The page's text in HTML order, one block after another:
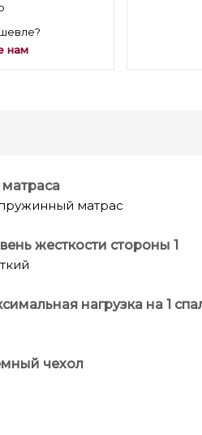
нам
матрас
жесткости стороны 1
нагрузка на 1
чехол